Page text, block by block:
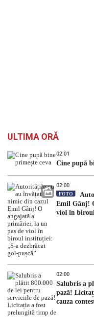
ULTIMA ORĂ
02:01
Cine pupă
02:00
FOTO
Emil Gânj!
viol în
02:00
Salubris a
pază!
cauza